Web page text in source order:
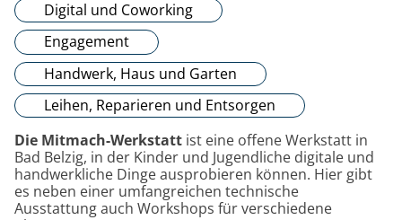
Digital und Coworking
Engagement
Handwerk, Haus und Garten
Leihen, Reparieren und Entsorgen
Die Mitmach-Werkstatt ist eine offene Werkstatt in
Bad Belzig, in der Kinder und Jugendliche digitale und
handwerkliche Dinge ausprobieren können. Hier gibt
es neben einer umfangreichen technische
Ausstattung auch Workshops für verschiedene